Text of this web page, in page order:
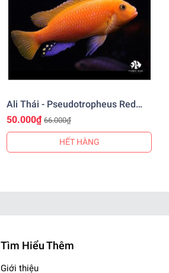
Ali Thái - Pseudotropheus Red
Zebra
50.000₫ 66.000₫
HẾT HÀNG
Tìm Hiểu Thêm
Giới thiệu